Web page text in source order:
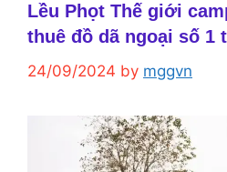
Lều Phọt Thế giới
thuê đồ dã ngoại số 1
24/09/2024 by mggvn